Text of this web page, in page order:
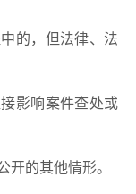
的，但法律、法
影响案件查处或
开的其他情形。